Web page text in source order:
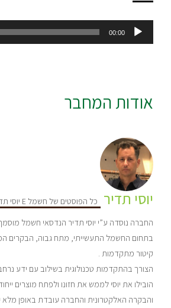
אודיו
00:00
אודות המחבר
יוסי תדיר כל הפוסטים של חשמל E יוסי תדיר
בתחום החשמל התעשייתי, מתח גבוה, הבקרים
קיטור מתקדמות .
הצורך בהתקדמות טכנולוגית בשילוב עם ידע
הובילו את יוסי לממש את חזונו ולפתח מוצרים
והבקרה האלקטרונית והחברה עובדת באופן